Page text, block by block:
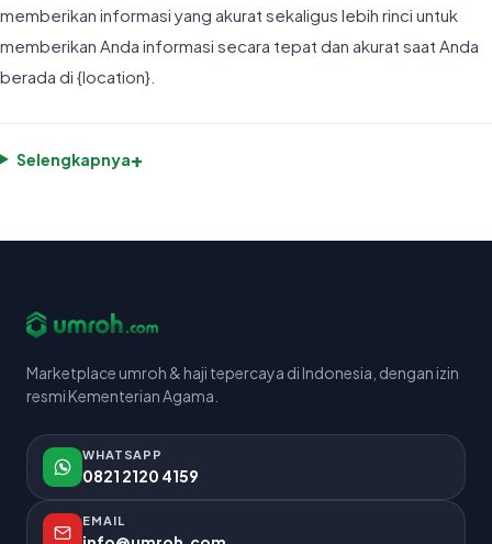
memberikan informasi yang akurat sekaligus lebih rinci untuk
memberikan Anda informasi secara tepat dan akurat saat Anda
berada di {location}.
Selengkapnya+
Marketplace umroh & haji tepercaya di Indonesia, dengan izin
resmi Kementerian Agama.
WHATSAPP
0821 2120 4159
EMAIL